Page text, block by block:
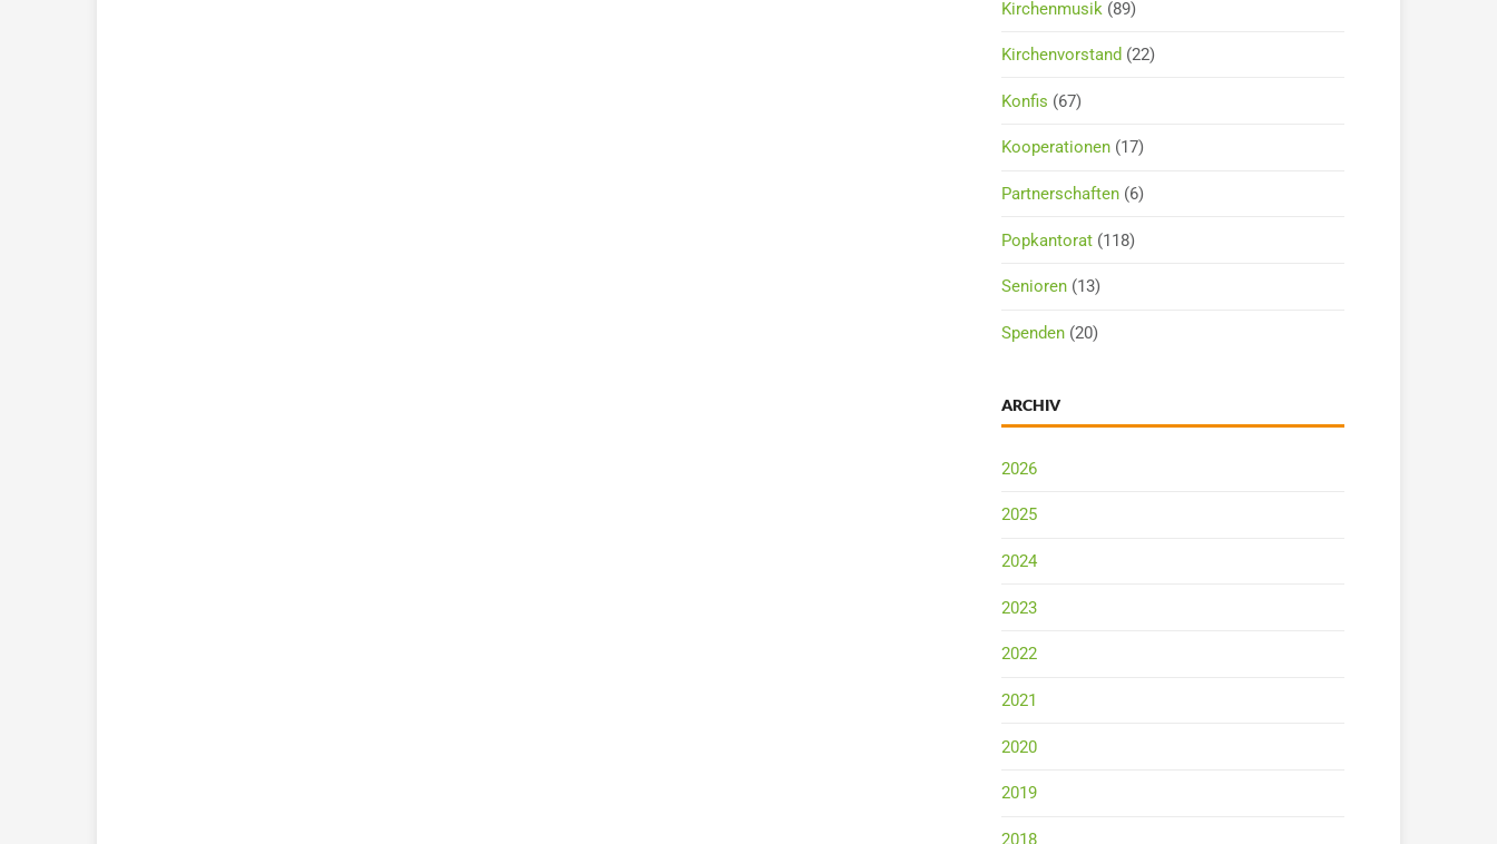
Kirchenmusik (89)
Kirchenvorstand (22)
Konfis (67)
Kooperationen(17)
Partnerschaften(6)
Popkantorat(118)
Senioren(13)
Spenden(20)
ARCHIV
2026
2025
2024
2023
2022
2021
2020
2019
2018